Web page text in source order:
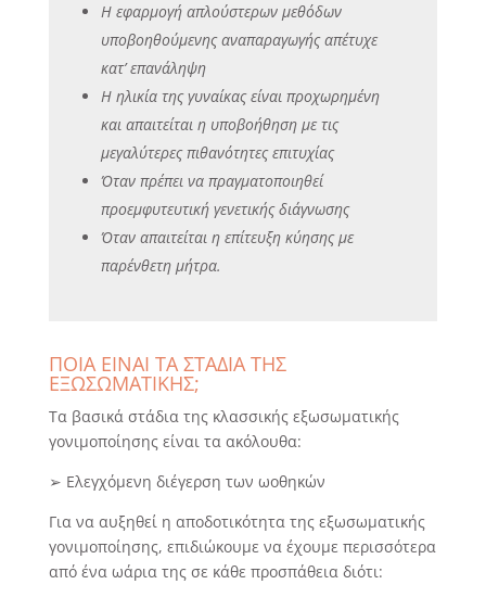
Η εφαρμογή απλούστερων μεθόδων
υποβοηθούμενης αναπαραγωγής απέτυχε
κατ’ επανάληψη
Η ηλικία της γυναίκας είναι προχωρημένη
και απαιτείται η υποβοήθηση με τις
μεγαλύτερες πιθανότητες επιτυχίας
Όταν πρέπει να πραγματοποιηθεί
προεμφυτευτική γενετικής διάγνωσης
Όταν απαιτείται η επίτευξη κύησης με
παρένθετη μήτρα.
ΠΟΙΑ ΕΙΝΑΙ ΤΑ ΣΤΑΔΙΑ ΤΗΣ
ΕΞΩΣΩΜΑΤΙΚΗΣ;
Τα βασικά στάδια της κλασσικής εξωσωματικής
γονιμοποίησης είναι τα ακόλουθα:
➢ Ελεγχόμενη διέγερση των ωοθηκών
Για να αυξηθεί η αποδοτικότητα της εξωσωματικής
γονιμοποίησης, επιδιώκουμε να έχουμε περισσότερα
από ένα ωάρια της σε κάθε προσπάθεια διότι: